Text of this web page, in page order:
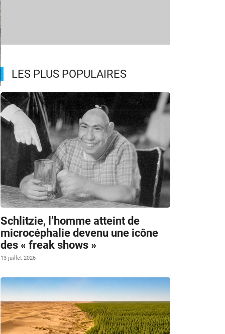
LES PLUS POPULAIRES
Schlitzie, l’homme atteint de
microcéphalie devenu une icône
des « freak shows »
13 juillet 2026